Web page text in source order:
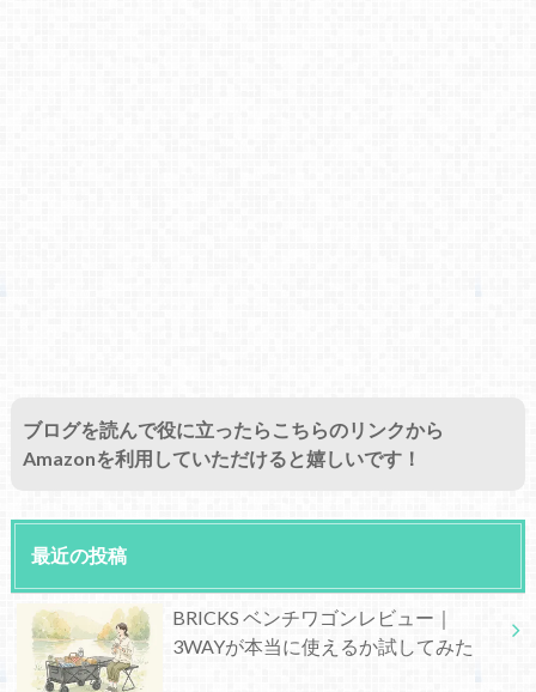
ブログを読んで役に立ったらこちらのリンクから
Amazonを利用していただけると嬉しいです！
最近の投稿
BRICKS ベンチワゴンレビュー｜
3WAYが本当に使えるか試してみた